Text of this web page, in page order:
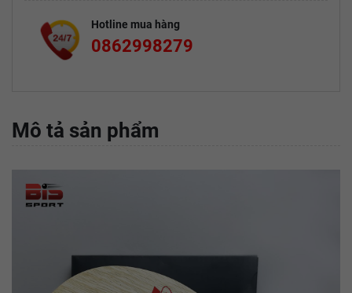
Hotline mua hàng
0862998279
Mô tả sản phẩm